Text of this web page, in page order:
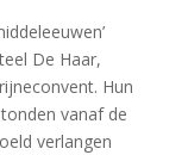
De Haar,
Hun
vanaf de
verlangen